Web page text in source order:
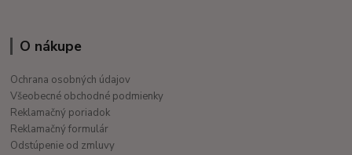
O nákupe
Ochrana osobných údajov
Všeobecné obchodné podmienky
Reklamačný poriadok
Reklamačný formulár
Odstúpenie od zmluvy